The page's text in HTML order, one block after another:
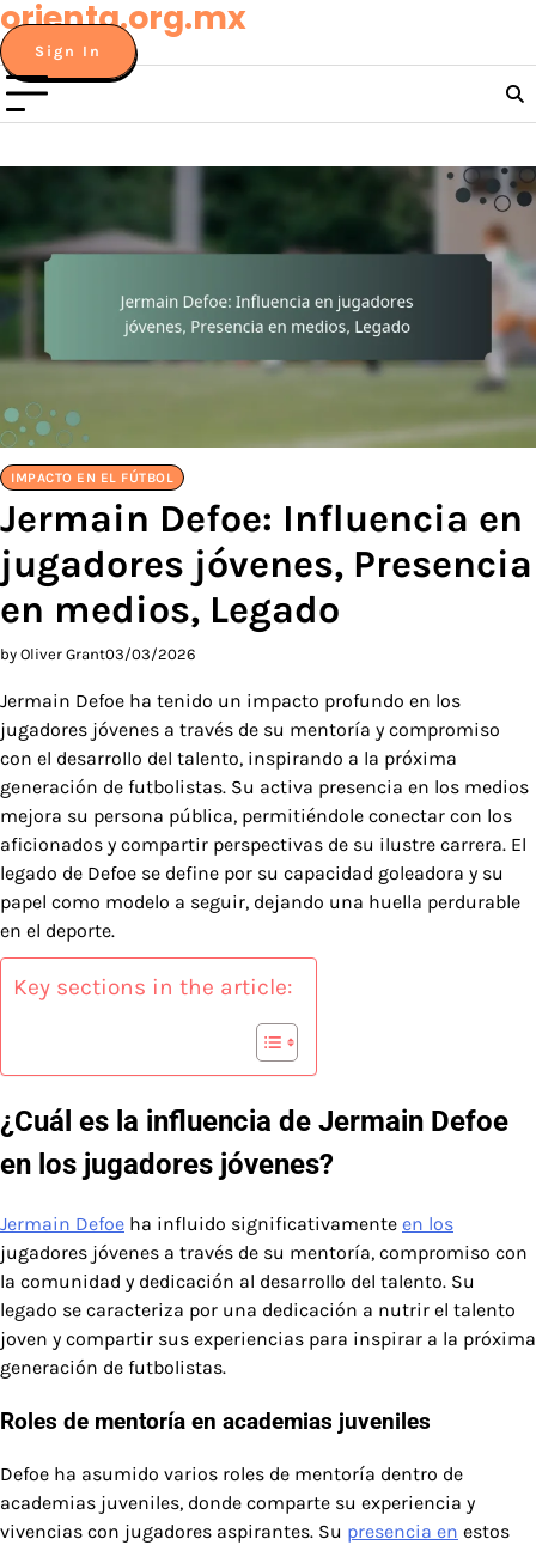
Skip
to
content
orienta.org.mx
Sign In
IMPACTO EN EL FÚTBOL
Jermain Defoe: Influencia en
jugadores jóvenes, Presencia
en medios, Legado
by Oliver Grant03/03/2026
Jermain Defoe ha tenido un impacto profundo en los
jugadores jóvenes a través de su mentoría y compromiso
con el desarrollo del talento, inspirando a la próxima
generación de futbolistas. Su activa presencia en los medios
mejora su persona pública, permitiéndole conectar con los
aficionados y compartir perspectivas de su ilustre carrera. El
legado de Defoe se define por su capacidad goleadora y su
papel como modelo a seguir, dejando una huella perdurable
en el deporte.
Key sections in the article:
¿Cuál es la influencia de Jermain Defoe
en los jugadores jóvenes?
Jermain Defoe ha influido significativamente en los
jugadores jóvenes a través de su mentoría, compromiso con
la comunidad y dedicación al desarrollo del talento. Su
legado se caracteriza por una dedicación a nutrir el talento
joven y compartir sus experiencias para inspirar a la próxima
generación de futbolistas.
Roles de mentoría en academias juveniles
Defoe ha asumido varios roles de mentoría dentro de
academias juveniles, donde comparte su experiencia y
vivencias con jugadores aspirantes. Su presencia en estos